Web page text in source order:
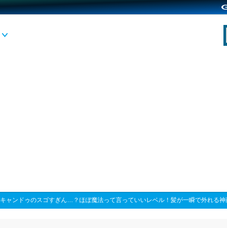
キャンドゥのスゴすぎん…？ほぼ魔法って言っていいレベル！髪が一瞬で外れる神